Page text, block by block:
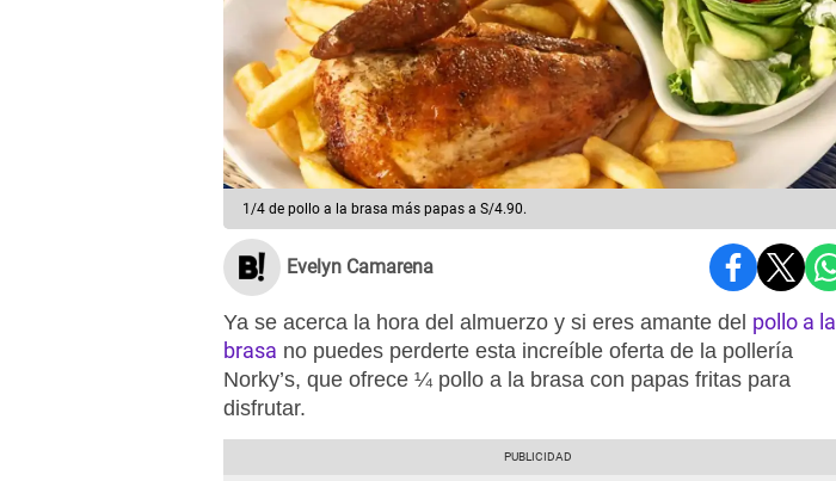
1/4 de pollo a la brasa más papas a S/4.90.
Evelyn Camarena
Ya se acerca la hora del almuerzo y si eres amante del pollo a la
brasa no puedes perderte esta increíble oferta de la pollería
Norky’s, que ofrece ¼ pollo a la brasa con papas fritas para
disfrutar.